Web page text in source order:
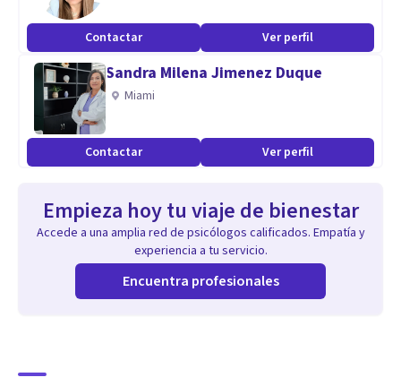
Contactar Ver perfil
Sandra Milena Jimenez Duque
Miami
Contactar Ver perfil
Empieza hoy tu viaje de bienestar
Accede a una amplia red de psicólogos calificados. Empatía y
experiencia a tu servicio.
Encuentra profesionales